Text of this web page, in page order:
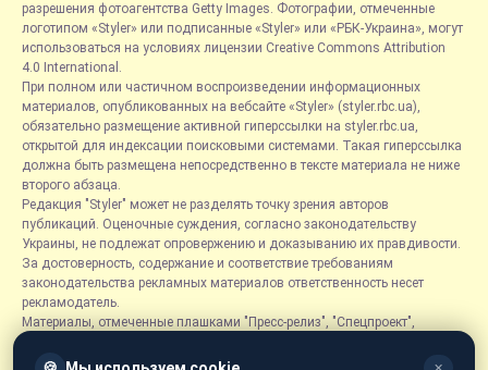
разрешения фотоагентства Getty Images. Фотографии, отмеченные
логотипом «Styler» или подписанные «Styler» или «РБК-Украина», могут
использоваться на условиях лицензии Creative Commons Attribution
4.0 International.
При полном или частичном воспроизведении информационных
материалов, опубликованных на вебсайте «Styler» (styler.rbc.ua),
обязательно размещение активной гиперссылки на styler.rbc.ua,
открытой для индексации поисковыми системами. Такая гиперссылка
должна быть размещена непосредственно в тексте материала не ниже
второго абзаца.
Редакция "Styler" может не разделять точку зрения авторов
публикаций. Оценочные суждения, согласно законодательству
Украины, не подлежат опровержению и доказыванию их правдивости.
За достоверность, содержание и соответствие требованиям
законодательства рекламных материалов ответственность несет
рекламодатель.
Материалы, отмеченные плашками "Пресс-релиз", "Спецпроект",
размещаются на правах рекламы.